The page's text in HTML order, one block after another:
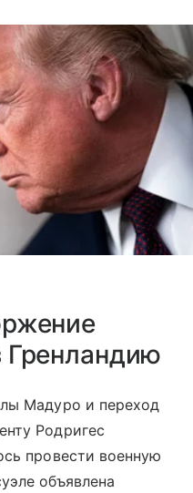
Гренландию
Мадуро и переход
Родригес
провести военную
объявлена